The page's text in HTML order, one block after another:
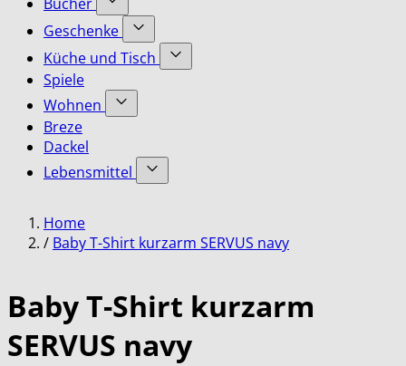
Accessoires
category
for
Bekleidung
category
Show
submenu
for
Bücher
Geschenke
Show
submenu
Küche und Tisch
Show
Spiele
Wohnen
Show
Wohnen
category
Breze
Dackel
Lebensmittel
Show
Lebensmittel
category
Home
/ Baby T-Shirt kurzarm SERVUS navy
Baby T-Shirt kurzarm
SERVUS navy